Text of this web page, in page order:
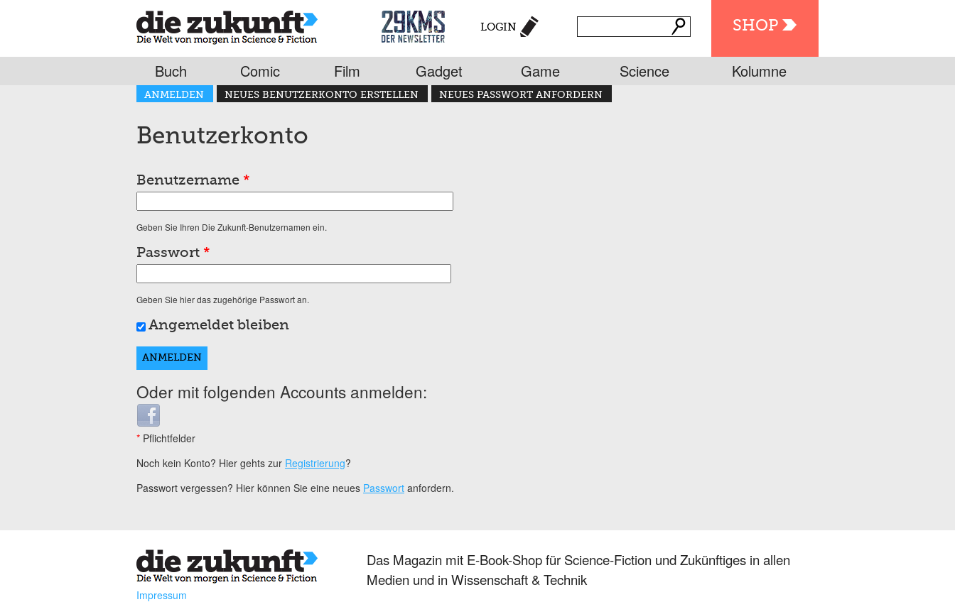
SHOP
LOGIN
Buch Comic Film Gadget Game Science Kolumne
Haupt-Reiter
ANMELDEN
(AKTIVER REITER)
NEUES BENUTZERKONTO ERSTELLEN NEUES PASSWORT ANFORDERN
Benutzerkonto
Benutzername *
Geben Sie Ihren Die Zukunft-Benutzernamen ein.
Passwort *
Geben Sie hier das zugehörige Passwort an.
Angemeldet bleiben
Oder mit folgenden Accounts anmelden:
Login with Facebook
* Pflichtfelder
Noch kein Konto? Hier gehts zur Registrierung?
Passwort vergessen? Hier können Sie eine neues Passwort anfordern.
Impressum
Das Magazin mit E-Book-Shop für Science-Fiction und Zukünftiges in allen
Medien und in Wissenschaft & Technik